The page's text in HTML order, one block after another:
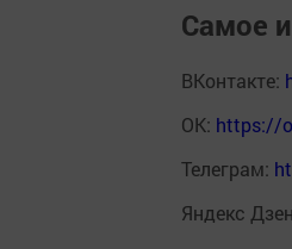
Самое
ВКонтакте:
ОК: https://
Телеграм:
Яндекс